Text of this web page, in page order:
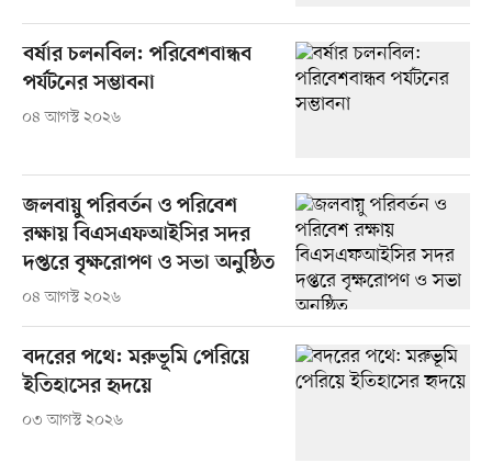
বর্ষার চলনবিল: পরিবেশবান্ধব
পর্যটনের সম্ভাবনা
০৪ আগস্ট ২০২৬
জলবায়ু পরিবর্তন ও পরিবেশ
রক্ষায় বিএসএফআইসির সদর
দপ্তরে বৃক্ষরোপণ ও সভা অনুষ্ঠিত
০৪ আগস্ট ২০২৬
বদরের পথে: মরুভূমি পেরিয়ে
ইতিহাসের হৃদয়ে
০৩ আগস্ট ২০২৬